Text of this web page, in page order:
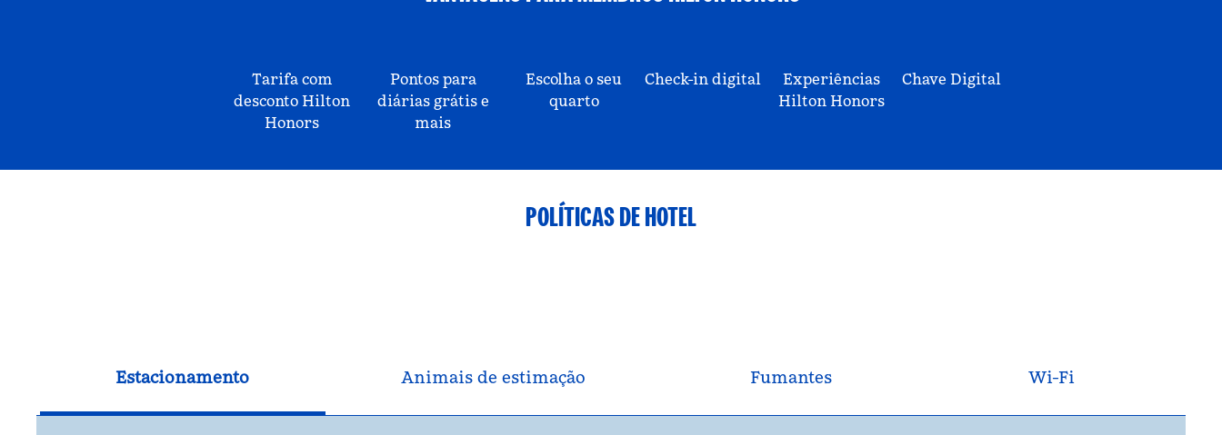
Tarifa com
desconto Hilton
Honors
Pontos para
diárias grátis e
mais
Escolha o seu
quarto
Check-in digital
Experiências
Hilton Honors
Chave Digital
POLÍTICAS DE HOTEL
Estacionamento Animais de estimação Fumantes Wi-Fi